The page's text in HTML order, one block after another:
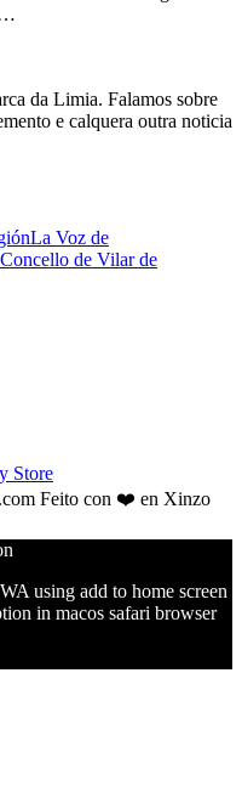
da Limia. Falamos sobre
e calquera outra noticia
La Voz de
Concello de Vilar de
Store
Feito con ❤️ en Xinzo
using add to home screen
in macos safari browser